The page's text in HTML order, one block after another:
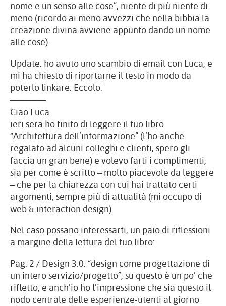
nome e un senso alle cose”, niente di più niente di
meno (ricordo ai meno avvezzi che nella bibbia la
creazione divina avviene appunto dando un nome
alle cose).
Update: ho avuto uno scambio di email con Luca, e
mi ha chiesto di riportarne il testo in modo da
poterlo linkare. Eccolo:
————
Ciao Luca
ieri sera ho finito di leggere il tuo libro
“Architettura dell’informazione” (l’ho anche
regalato ad alcuni colleghi e clienti, spero gli
faccia un gran bene) e volevo farti i complimenti,
sia per come è scritto – molto piacevole da leggere
– che per la chiarezza con cui hai trattato certi
argomenti, sempre più di attualità (mi occupo di
web & interaction design).
Nel caso possano interessarti, un paio di riflessioni
a margine della lettura del tuo libro:
Pag. 2 / Design 3.0: “design come progettazione di
un intero servizio/progetto”; su questo è un po’ che
rifletto, e anch’io ho l’impressione che sia questo il
nodo centrale delle esperienze-utenti al giorno